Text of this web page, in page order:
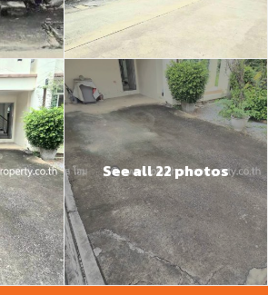
See all 22 photos